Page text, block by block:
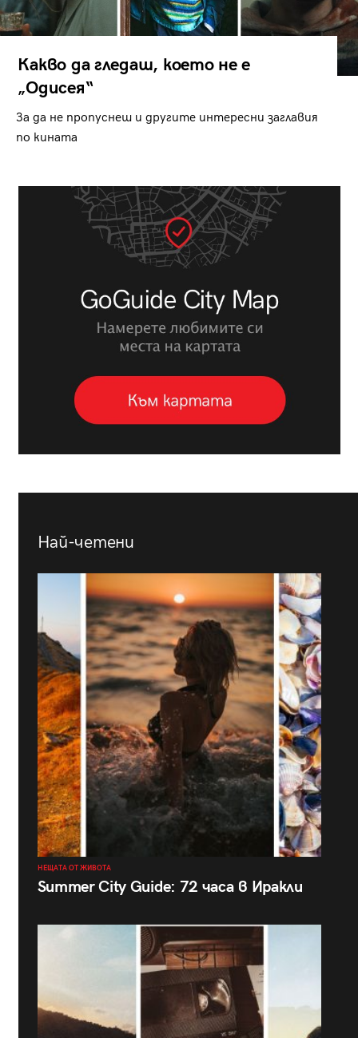
Какво да гледаш, което не е
„Одисея“
За да не пропуснеш и другите интересни заглавия
по кината
Най-четени
НЕЩАТА ОТ ЖИВОТА
Summer City Guide: 72 часа в Иракли